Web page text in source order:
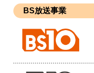
BS放送事業